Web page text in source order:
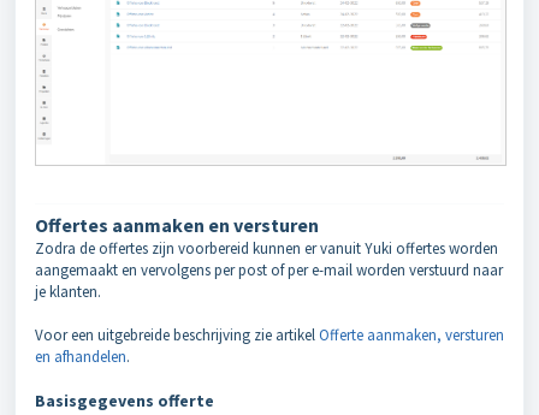
Offertes aanmaken en versturen
Zodra de offertes zijn voorbereid kunnen er vanuit Yuki offertes worden
aangemaakt en vervolgens per post of per e-mail worden verstuurd naar
je klanten.
Voor een uitgebreide beschrijving zie artikelOfferte aanmaken, versturen
en afhandelen.
Basisgegevens offerte